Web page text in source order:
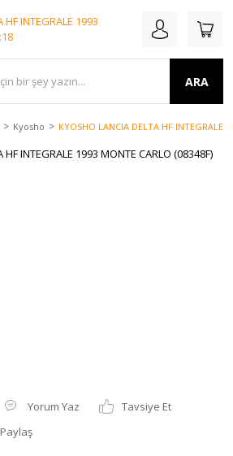
ARA
Kyosho KYOSHO LANCIA DELTA HF INTEGRALE
Yorum Yaz
Tavsiye Et
Paylaş